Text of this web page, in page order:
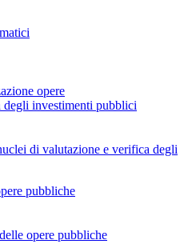
opere
investimenti pubblici
di valutazione e verifica degli
pubbliche
opere pubbliche